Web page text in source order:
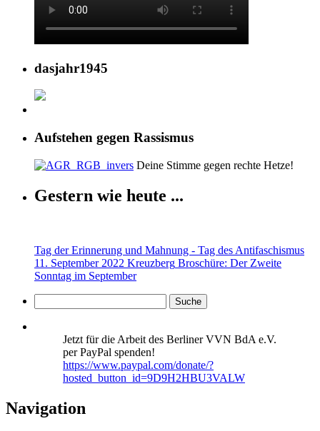
dasjahr1945
Aufstehen gegen Rassismus
Deine Stimme gegen rechte Hetze!
Gestern wie heute ...
Tag der Erinnerung und Mahnung - Tag des Antifaschismus
11. September 2022 Kreuzberg Broschüre: Der Zweite
Sonntag im September
Jetzt für die Arbeit des Berliner VVN BdA e.V.
per PayPal spenden!
https://www.paypal.com/donate/?
hosted_button_id=9D9H2HBU3VALW
Navigation